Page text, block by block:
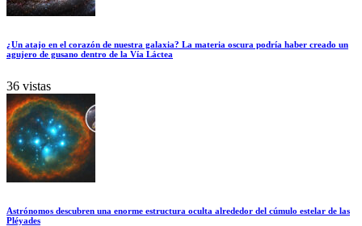
¿Un atajo en el corazón de nuestra galaxia? La materia oscura podría haber creado un
agujero de gusano dentro de la Vía Láctea
36 vistas
Astrónomos descubren una enorme estructura oculta alrededor del cúmulo estelar de las
Pléyades